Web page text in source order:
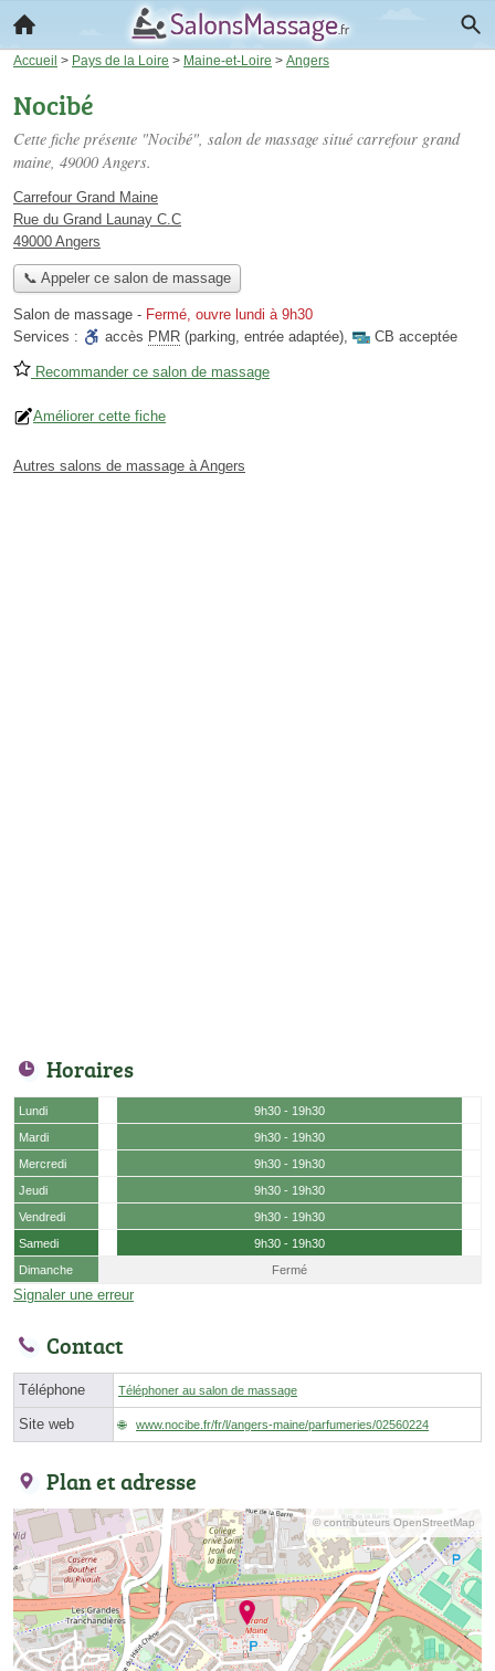
Accueil > Pays de la Loire > Maine-et-Loire > Angers
Nocibé
Cette fiche présente "Nocibé", salon de massage situé carrefour grand
maine, 49000 Angers.
Carrefour Grand Maine
Rue du Grand Launay C.C
49000 Angers
📞 Appeler ce salon de massage
Salon de massage - Fermé, ouvre lundi à 9h30
Services :
accès PMR (parking, entrée adaptée), CB acceptée
Recommander ce salon de massage
Améliorer cette fiche
Autres salons de massage à Angers
Horaires
Lundi
9h30 - 19h30
Mardi
9h30 - 19h30
Mercredi
9h30 - 19h30
Jeudi
9h30 - 19h30
Vendredi
9h30 - 19h30
Samedi
9h30 - 19h30
Dimanche
Fermé
Signaler une erreur
Contact
Téléphone Téléphoner au salon de massage
Site web www.nocibe.fr/fr/l/angers-maine/parfumeries/02560224
Plan et adresse
© contributeurs OpenStreetMap